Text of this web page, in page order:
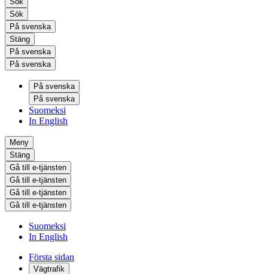
Sök
På svenska
Stäng
På svenska
På svenska
På svenska
På svenska
Suomeksi
In English
Meny
Stäng
Gå till e-tjänsten
Gå till e-tjänsten
Gå till e-tjänsten
Gå till e-tjänsten
Suomeksi
In English
Första sidan
Vägtrafik